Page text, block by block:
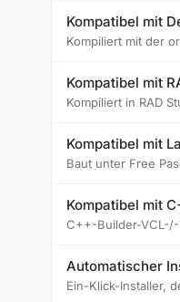
Kompatibel mit
Kompiliert mit der
Kompatibel mit
Kompiliert in RAD
Kompatibel mit
Baut unter Free
Kompatibel mit
C++-Builder-
Automatischer
Ein-Klick-Installer,